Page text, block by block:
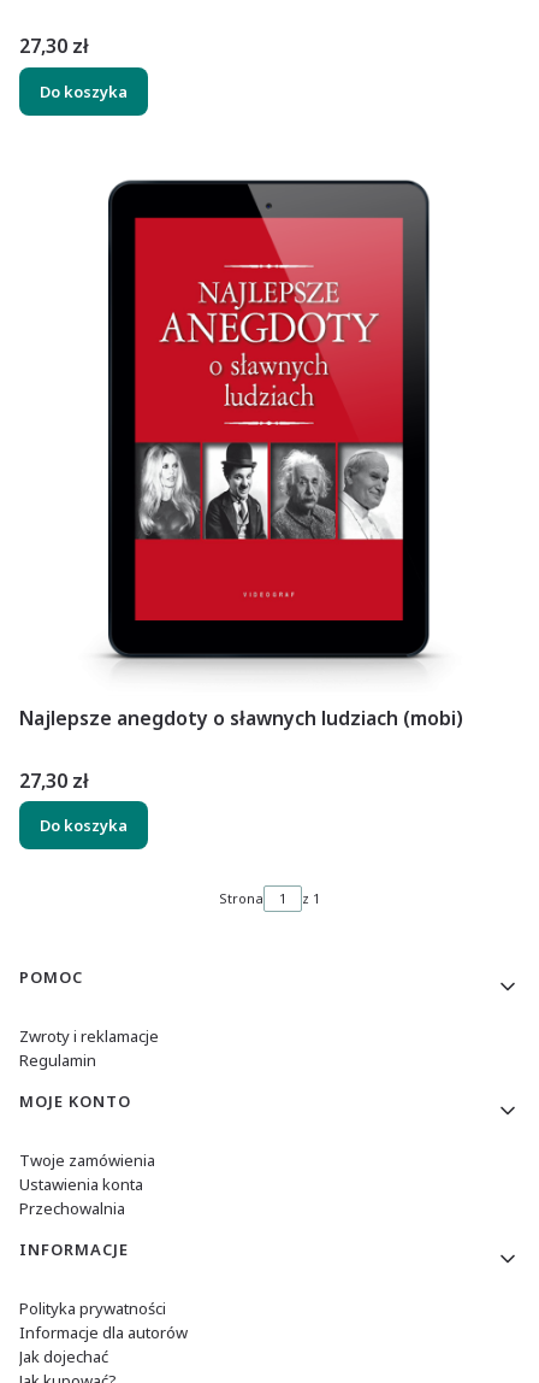
Cena
27,30 zł
Do koszyka
Najlepsze anegdoty o sławnych ludziach (mobi)
Cena
27,30 zł
Do koszyka
Strona z 1
Linki w stopce
POMOC
Zwroty i reklamacje
Regulamin
MOJE KONTO
Twoje zamówienia
Ustawienia konta
Przechowalnia
INFORMACJE
Polityka prywatności
Informacje dla autorów
Jak dojechać